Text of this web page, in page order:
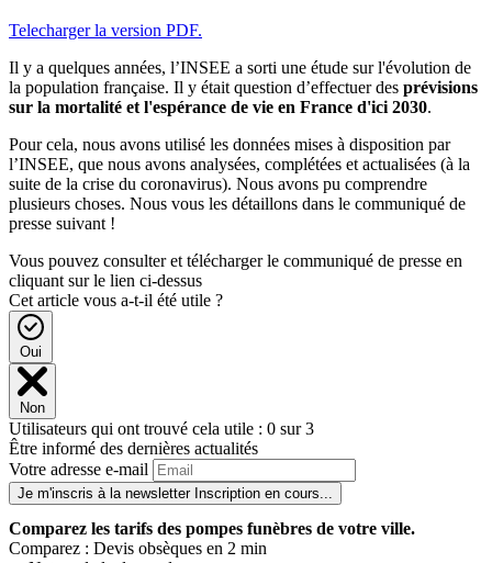
Telecharger la version PDF.
Il y a quelques années, l’INSEE a sorti une étude sur l'évolution de
la population française. Il y était question d’effectuer des prévisions
sur la mortalité et l'espérance de vie en France d'ici 2030.
Pour cela, nous avons utilisé les données mises à disposition par
l’INSEE, que nous avons analysées, complétées et actualisées (à la
suite de la crise du coronavirus). Nous avons pu comprendre
plusieurs choses. Nous vous les détaillons dans le communiqué de
presse suivant !
Vous pouvez consulter et télécharger le communiqué de presse en
cliquant sur le lien ci-dessus
Cet article vous a-t-il été utile ?
Oui
Non
Utilisateurs qui ont trouvé cela utile : 0 sur 3
Être informé des dernières actualités
Votre adresse e-mail
Je m'inscris à la newsletter Inscription en cours...
Comparez les tarifs des pompes funèbres de votre ville.
Comparez : Devis obsèques en 2 min